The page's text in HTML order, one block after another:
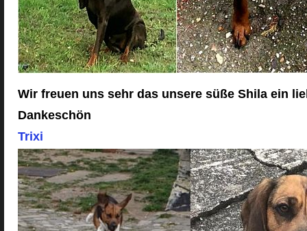
Wir freuen uns sehr das unsere süße Shila ein
Dankeschön
Trixi